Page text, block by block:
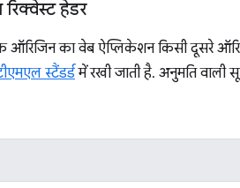
हेडर
का वेब ऐप्लिकेशन किसी दूसरे
स्टैंडर्डमें रखी जाती है. अनुमति वाली